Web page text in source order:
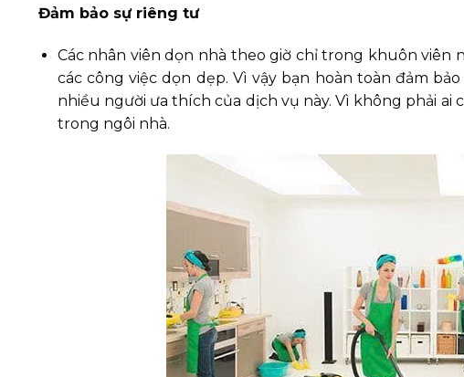
Đảm bảo sự riêng tư
Các nhân viên dọn nhà theo giờ chỉ trong khuôn
các công việc dọn dẹp. Vì vậy bạn hoàn toàn đảm
nhiều người ưa thích của dịch vụ này. Vì không phải ai
trong ngôi nhà.